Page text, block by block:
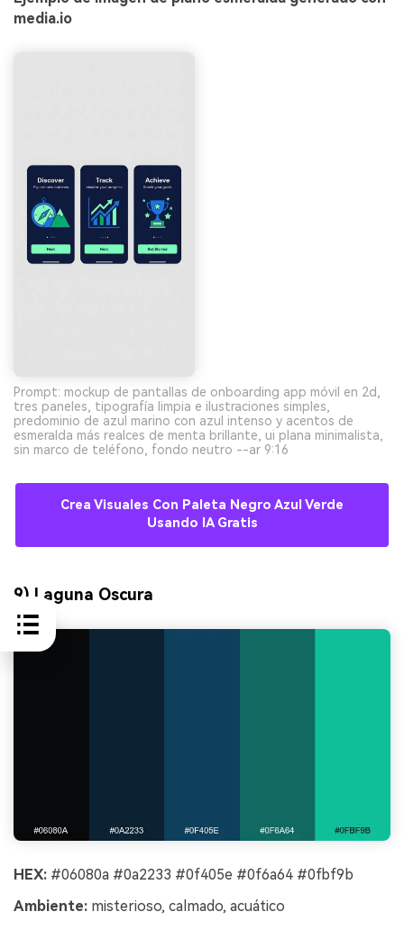
media.io
Prompt: mockup de pantallas de onboarding app móvil en 2d,
tres paneles, tipografía limpia e ilustraciones simples,
predominio de azul marino con azul intenso y acentos de
esmeralda más realces de menta brillante, ui plana minimalista,
sin marco de teléfono, fondo neutro --ar 9:16
Crea Visuales Con Paleta Negro Azul Verde
Usando IA Gratis
9) Laguna Oscura
HEX: #06080a #0a2233 #0f405e #0f6a64 #0fbf9b
Ambiente: misterioso, calmado, acuático